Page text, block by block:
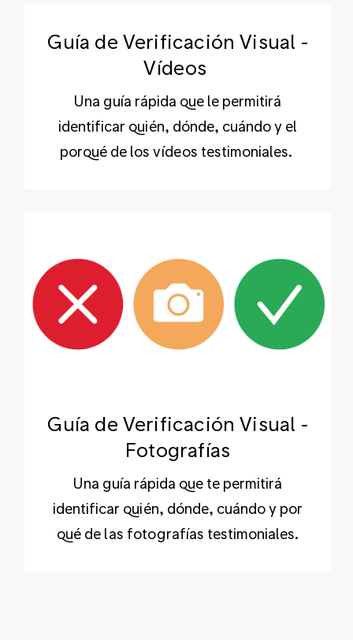
Guía de Verificación Visual -
Vídeos
Una guía rápida que le permitirá
identificar quién, dónde, cuándo y el
porqué de los vídeos testimoniales.
Guía de Verificación Visual -
Fotografías
Una guía rápida que te permitirá
identificar quién, dónde, cuándo y por
qué de las fotografías testimoniales.